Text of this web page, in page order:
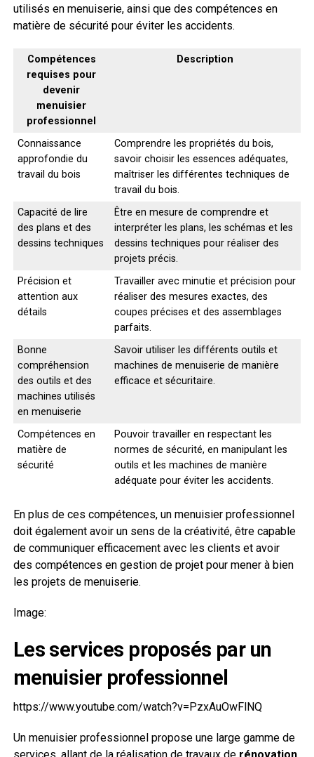
utilisés en menuiserie, ainsi que des compétences en
matière de sécurité pour éviter les accidents.
Compétences
requises pour
devenir
menuisier
professionnel
Description
Connaissance
approfondie du
travail du bois
Comprendre les propriétés du bois,
savoir choisir les essences adéquates,
maîtriser les différentes techniques de
travail du bois.
Capacité de lire
des plans et des
dessins techniques
Être en mesure de comprendre et
interpréter les plans, les schémas et les
dessins techniques pour réaliser des
projets précis.
Précision et
attention aux
détails
Travailler avec minutie et précision pour
réaliser des mesures exactes, des
coupes précises et des assemblages
parfaits.
Bonne
compréhension
des outils et des
machines utilisés
en menuiserie
Savoir utiliser les différents outils et
machines de menuiserie de manière
efficace et sécuritaire.
Compétences en
matière de
sécurité
Pouvoir travailler en respectant les
normes de sécurité, en manipulant les
outils et les machines de manière
adéquate pour éviter les accidents.
En plus de ces compétences, un menuisier professionnel
doit également avoir un sens de la créativité, être capable
de communiquer efficacement avec les clients et avoir
des compétences en gestion de projet pour mener à bien
les projets de menuiserie.
Image:
Les services proposés par un
menuisier professionnel
https://www.youtube.com/watch?v=PzxAuOwFlNQ
Un menuisier professionnel propose une large gamme de